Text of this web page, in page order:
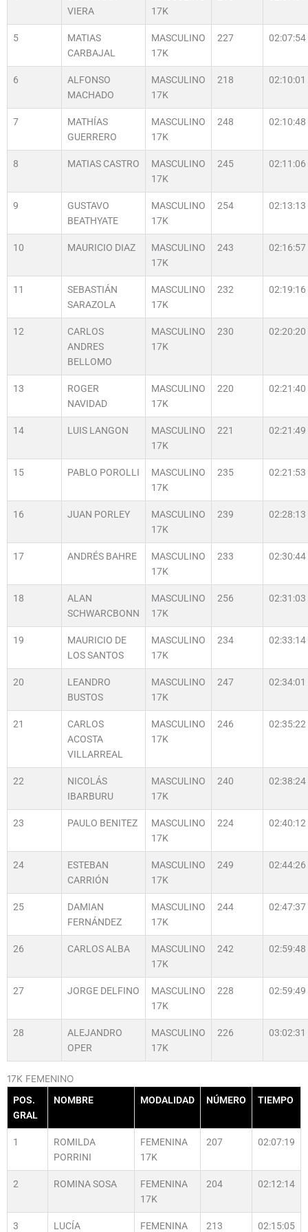
VIERA
17K
5
MATIAS
CARBAJAL
MASCULINO
17K
227 02:07:54
6
ALFONSO
MACHADO
MASCULINO
17K
218 02:10:01
7
MATHÍAS
GUERRERO
MASCULINO
17K
248 02:10:48
8 MATIAS CASTRO
MASCULINO
17K
245 02:11:06
9
GUSTAVO
BEATHYATE
MASCULINO
17K
254 02:13:13
10 MAURICIO DIAZ
MASCULINO
17K
243 02:16:57
11
SEBASTIÁN
SARAZOLA
MASCULINO
17K
232 02:19:16
12
CARLOS
ANDRES
BELLOMO
MASCULINO
17K
230 02:20:20
13
ROGER
NAVIDAD
MASCULINO
17K
220 02:21:40
14 LUIS LANGON
MASCULINO
17K
221 02:21:49
15 PABLO POROLLI
MASCULINO
17K
235 02:21:53
16 JUAN PORLEY
MASCULINO
17K
239 02:28:13
17 ANDRÉS BAHRE
MASCULINO
17K
233 02:30:44
18
ALAN
SCHWARCBONN
MASCULINO
17K
256 02:31:03
19
MAURICIO DE
LOS SANTOS
MASCULINO
17K
234 02:33:14
20
LEANDRO
BUSTOS
MASCULINO
17K
247 02:34:01
21
CARLOS
ACOSTA
VILLARREAL
MASCULINO
17K
246 02:35:22
22
NICOLÁS
IBARBURU
MASCULINO
17K
240 02:38:24
23 PAULO BENITEZ
MASCULINO
17K
224 02:40:12
24
ESTEBAN
CARRIÓN
MASCULINO
17K
249 02:44:26
25
DAMIAN
FERNÁNDEZ
MASCULINO
17K
244 02:47:37
26 CARLOS ALBA
MASCULINO
17K
242 02:59:48
27 JORGE DELFINO
MASCULINO
17K
228 02:59:49
28
ALEJANDRO
OPER
MASCULINO
17K
226 03:02:31
17K FEMENINO
POS.
GRAL
NOMBRE MODALIDAD NÚMERO TIEMPO
1
ROMILDA
PORRINI
FEMENINA
17K
207 02:07:19
2 ROMINA SOSA
FEMENINA
17K
204 02:12:14
3 LUCÍA FEMENINA 213 02:15:05